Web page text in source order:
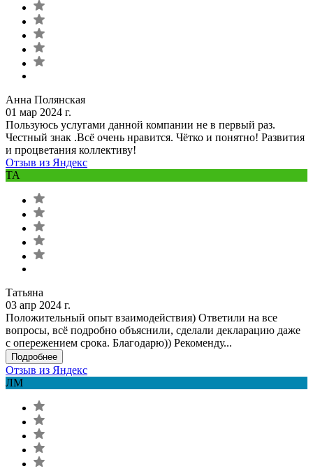
Анна Полянская
01 мар 2024 г.
Пользуюсь услугами данной компании не в первый раз.
Честный знак .Всё очень нравится. Чётко и понятно! Развития
и процветания коллективу!
Отзыв из Яндекс
ТА
Татьяна
03 апр 2024 г.
Положительный опыт взаимодействия) Ответили на все
вопросы, всё подробно объяснили, сделали декларацию даже
с опережением срока. Благодарю)) Рекоменду...
Подробнее
Отзыв из Яндекс
ЛМ